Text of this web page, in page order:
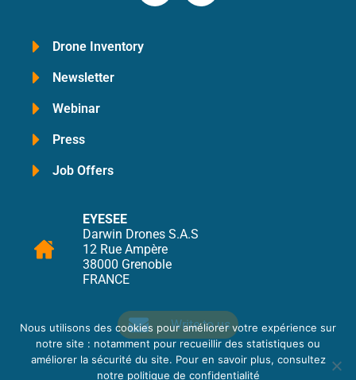
Drone Inventory
Newsletter
Webinar
Press
Job Offers
EYESEE
Darwin Drones S.A.S
12 Rue Ampère
38000 Grenoble
FRANCE
Write to us
Nous utilisons des cookies pour améliorer votre expérience sur
notre site : notamment pour recueillir des statistiques ou
améliorer la sécurité du site. Pour en savoir plus, consultez
notre politique de confidentialité